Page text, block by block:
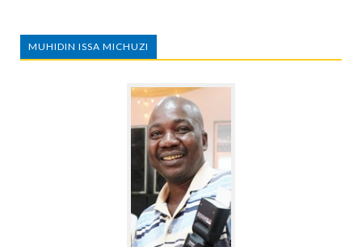
MUHIDIN ISSA MICHUZI